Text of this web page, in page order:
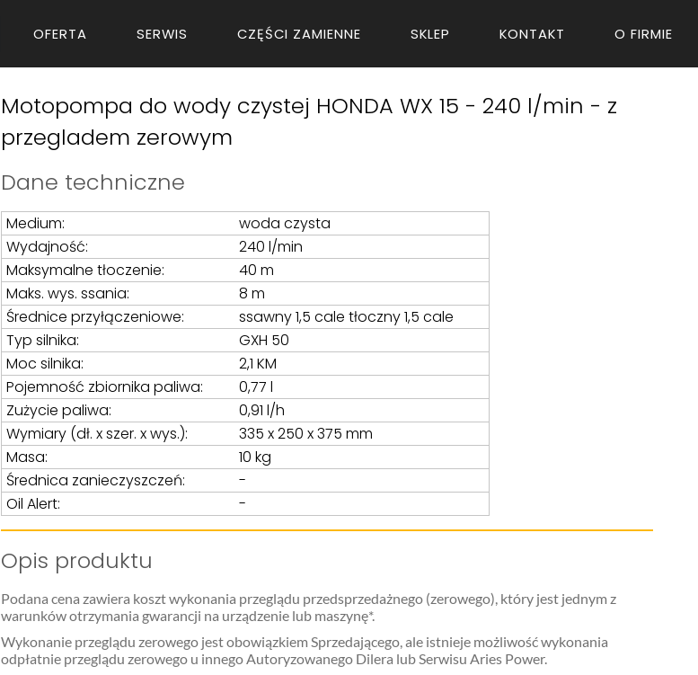
OFERTA SERWIS CZĘŚCI ZAMIENNE SKLEP KONTAKT O FIRMIE
Motopompa do wody czystej HONDA WX 15 - 240 l/min - z
przegladem zerowym
Dane techniczne
Medium:
woda czysta
Wydajność:
240 l/min
Maksymalne tłoczenie:
40 m
Maks. wys. ssania:
8 m
Średnice przyłączeniowe:
ssawny 1,5 cale tłoczny 1,5 cale
Typ silnika:
GXH 50
Moc silnika:
2,1 KM
Pojemność zbiornika paliwa:
0,77 l
Zużycie paliwa:
0,91 l/h
Wymiary (dł. x szer. x wys.):
335 x 250 x 375 mm
Masa:
10 kg
Średnica zanieczyszczeń:
-
Oil Alert:
-
Opis produktu
Podana cena zawiera koszt wykonania przeglądu przedsprzedażnego (zerowego), który jest jednym z
warunków otrzymania gwarancji na urządzenie lub maszynę*.
Wykonanie przeglądu zerowego jest obowiązkiem Sprzedającego, ale istnieje możliwość wykonania
odpłatnie przeglądu zerowego u innego Autoryzowanego Dilera lub Serwisu Aries Power.